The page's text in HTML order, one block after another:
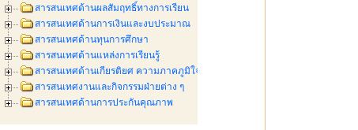
สารสนเทศด้านผลสัมฤทธิ์ทางการเรียน
สารสนเทศด้านการเงินและงบประมาณ
สารสนเทศด้านทุนการศึกษา
สารสนเทศด้านแหล่งการเรียนรู้
สารสนเทศด้านเกียรติยศ ความภาคภูมิใจ
สารสนเทศงานและกิจกรรมฝ่ายต่าง ๆ
สารสนเทศด้านการประกันคุณภาพ